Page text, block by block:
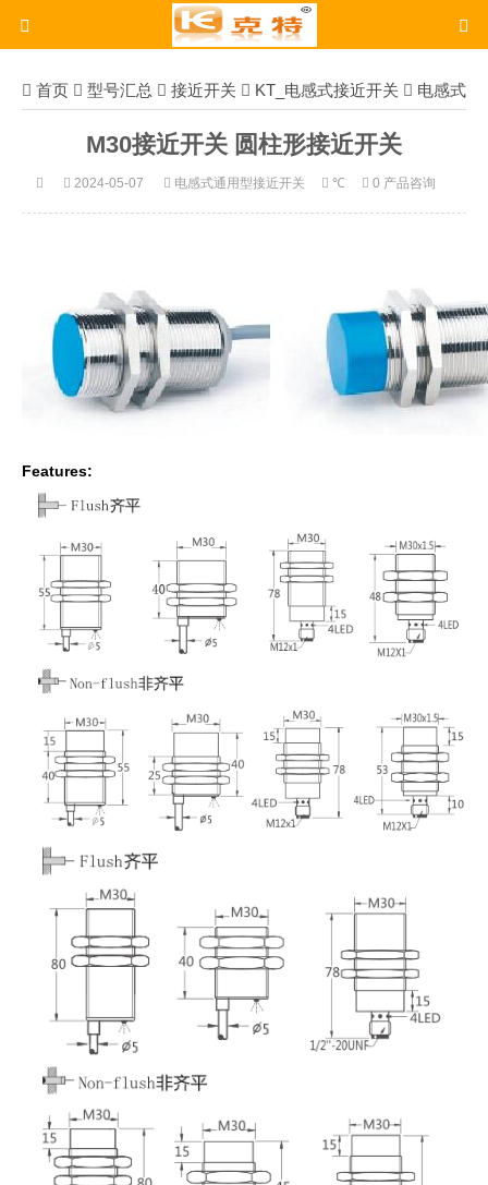
首页 型号汇总 接近开关 KT_电感式接近开关 电感式
M30接近开关
M30接近开关 圆柱形接近开关
2024-05-07 电感式通用型接近开关 ℃ 0 产品咨询
Features: